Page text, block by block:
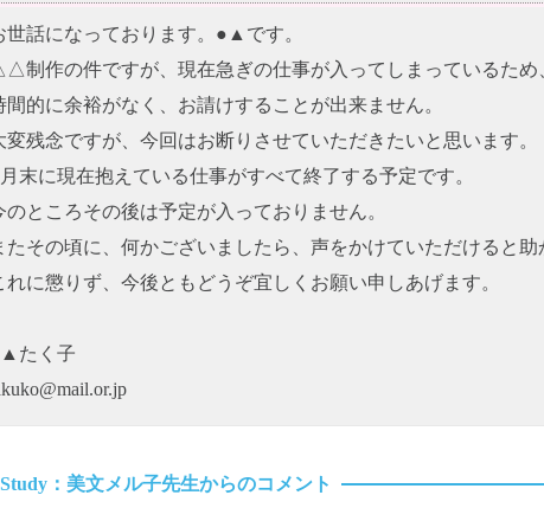
世話になっております。●▲です。
制作の件ですが、現在急ぎの仕事が入ってしまっているため
間的に余裕がなく、お請けすることが出来ません。
変残念ですが、今回はお断りさせていただきたいと思います。
末に現在抱えている仕事がすべて終了する予定です。
のところその後は予定が入っておりません。
たその頃に、何かございましたら、声をかけていただけると助
れに懲りず、今後ともどうぞ宜しくお願い申しあげます。
たく子